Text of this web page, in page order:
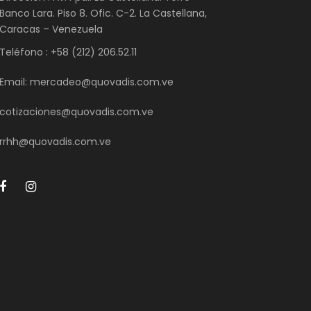
Banco Lara. Piso 8. Ofic. C-2. La Castellana,
Caracas – Venezuela
Teléfono : +58 (212) 206.52.11
Email: mercadeo@quovadis.com.ve
cotizaciones@quovadis.com.ve
rrhh@quovadis.com.ve